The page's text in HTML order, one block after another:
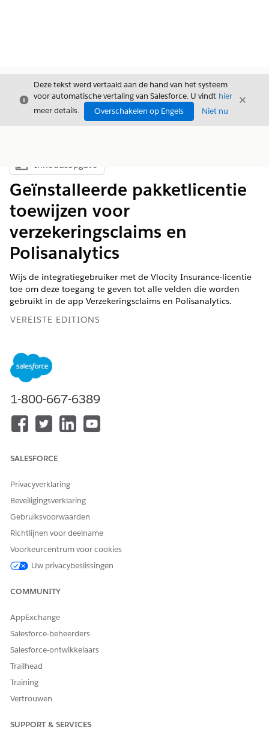
Sluiten
Deze tekst werd vertaald aan de hand van het systeem
voor automatische vertaling van Salesforce. U vindt hier
meer details.
Overschakelen op Engels Niet nu
Sluiten
Inhoudsopgave weergeven
Inhoudsopgave
Geïnstalleerde pakketlicentie
toewijzen voor
verzekeringsclaims en
Polisanalytics
Wijs de integratiegebruiker met de Vlocity Insurance-licentie
toe om deze toegang te geven tot alle velden die worden
gebruikt in de app Verzekeringsclaims en Polisanalytics.
VEREISTE EDITIONS
en Unlimited
Insurance is ingeschakeld
BENODIGDE GEBRUIKERSMACHTIGINGEN
Machtigingen toewijzen aan
een integratiegebruiker
vak Snel zoeken en klik vervolgens op
pakketten
.
Zoek het Vlocity Insurance-pakket en klik op
beheren.
Klik opGebruikers toevoegen
Toevoegen.
Sla uw wijzigingen op.
HEEFT DIT ARTIKEL UW PROBLEEM OPGELOST?
Laat ons weten wat we kunnen doen om te verbeteren!
1-800-667-6389
SALESFORCE
Privacyverklaring
Beveiligingsverklaring
Gebruiksvoorwaarden
Richtlijnen voor deelname
Voorkeurcentrum voor cookies
Uw privacybeslissingen
COMMUNITY
AppExchange
Salesforce-beheerders
Salesforce-ontwikkelaars
Trailhead
Training
Vertrouwen
SUPPORT & SERVICES